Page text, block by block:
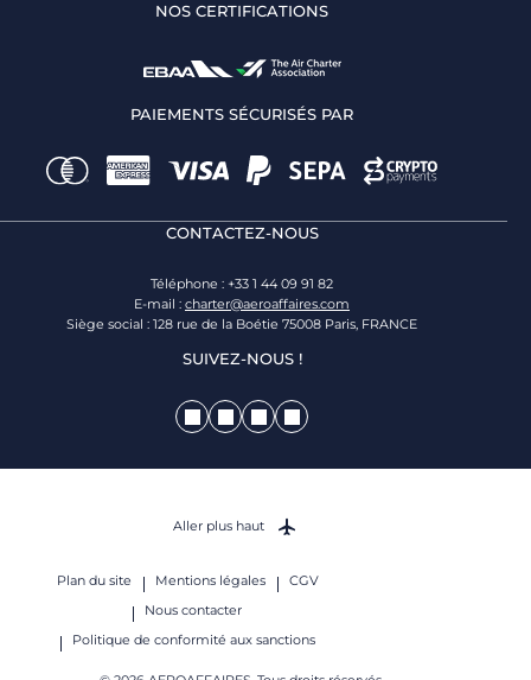
NOS CERTIFICATIONS
PAIEMENTS SÉCURISÉS PAR
CONTACTEZ-NOUS
Téléphone : +33 1 44 09 91 82
E-mail : charter@aeroaffaires.com
Siège social : 128 rue de la Boétie 75008 Paris, FRANCE
SUIVEZ-NOUS !
Plan du site Mentions légales
CGV
Nous contacter
Politique de conformité aux sanctions
Aller plus haut